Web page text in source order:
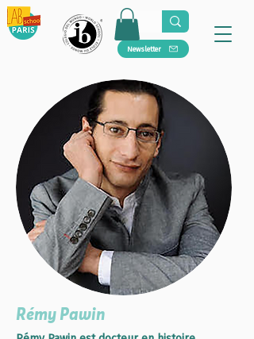
Newsletter
Rémy Pawin